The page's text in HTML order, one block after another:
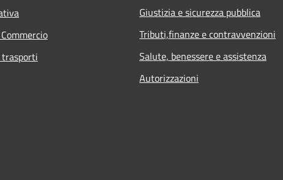
Giustizia e sicurezza pubblica
Tributi,finanze e contravvenzioni
Salute, benessere e assistenza
Autorizzazioni